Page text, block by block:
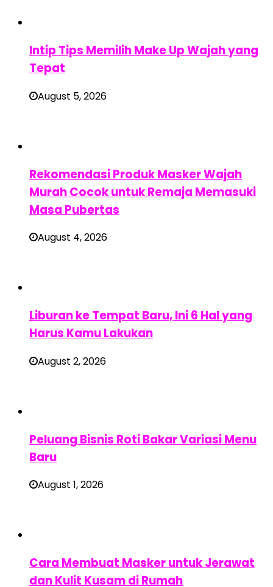
Intip Tips Memilih Make Up Wajah yang
Tepat
August 5, 2026
Rekomendasi Produk Masker Wajah
Murah Cocok untuk Remaja Memasuki
Masa Pubertas
August 4, 2026
Liburan ke Tempat Baru, Ini 6 Hal yang
Harus Kamu Lakukan
August 2, 2026
Peluang Bisnis Roti Bakar Variasi Menu
Baru
August 1, 2026
Cara Membuat Masker untuk Jerawat
dan Kulit Kusam di Rumah